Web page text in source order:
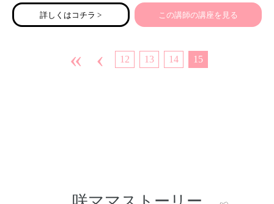
詳しくはコチラ > この講師の講座を見る
« ‹ 12 13 14 15